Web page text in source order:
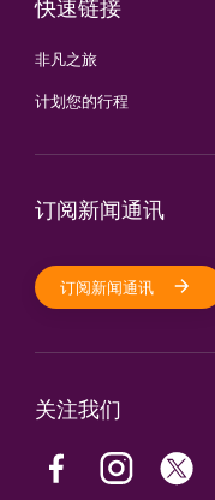
快速链接
非凡之旅
计划您的行程
订阅新闻通讯
订阅新闻通讯
关注我们